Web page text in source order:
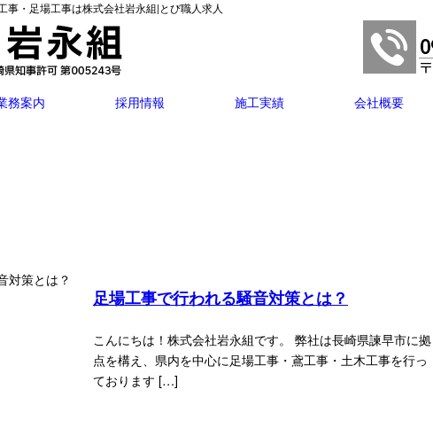
事・足場工事は株式会社岩永組|とび職人求人
務案内 採用情報 施工実績 会社概要
足場工事で行われる騒音対策とは？
こんにちは！株式会社岩永組です。 弊社は長崎県諫早市に拠
点を構え、県内を中心に足場工事・鳶工事・土木工事を行っ
ております […]